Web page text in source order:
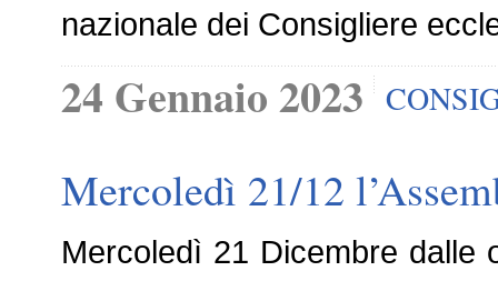
nazionale dei Consigliere
24 Gennaio 2023
Mercoledì 21/12
Mercoledì 21 Dicembre dalle